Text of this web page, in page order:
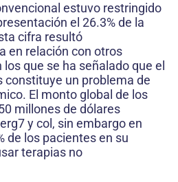
estuvo restringido
el 26.3% de la
cifra resultó
en relación con otros
que se ha señalado que el
constituye un problema de
El monto global de los
millones de dólares
y col, sin embargo en
de los pacientes en su
terapias no